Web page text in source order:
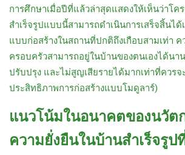
การศึกษาเมื่อปีที่แล้วล่าสุดแสดงให้เห็นว่าโค
สำเร็จรูปแบบนี้สามารถดำเนินการเสร็จสิ้นได้
แบบก่อสร้างในสถานที่ปกติถึงเกือบสามเท่า ค
ครอบครัวสามารถอยู่ในบ้านของตนเองได้นา
ปรับปรุง และไม่สูญเสียรายได้มากเท่าที่ควรจ
ประสิทธิภาพการก่อสร้างแบบโมดูลาร์)
แนวโน้มในอนาคตของนวัต
ความยั่งยืนในบ้านสำเร็จรูป